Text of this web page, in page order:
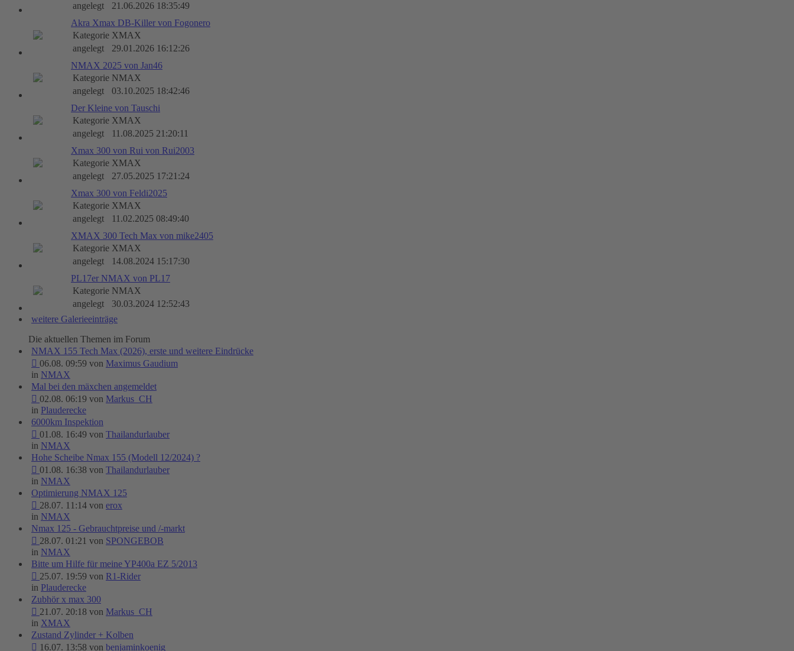
angelegt
21.06.2026 18:35:49
Akra Xmax DB-Killer von Fogonero
Kategorie XMAX
angelegt
29.01.2026 16:12:26
NMAX 2025 von Jan46
Kategorie NMAX
angelegt
03.10.2025 18:42:46
Der Kleine von Tauschi
Kategorie XMAX
angelegt
11.08.2025 21:20:11
Xmax 300 von Rui von Rui2003
Kategorie XMAX
angelegt
27.05.2025 17:21:24
Xmax 300 von Feldi2025
Kategorie XMAX
angelegt
11.02.2025 08:49:40
XMAX 300 Tech Max von mike2405
Kategorie XMAX
angelegt
14.08.2024 15:17:30
PL17er NMAX von PL17
Kategorie NMAX
angelegt
30.03.2024 12:52:43
weitere Galerieeinträge
Die aktuellen Themen im Forum
NMAX 155 Tech Max (2026), erste und weitere Eindrücke
06.08. 09:59 von Maximus Gaudium
in NMAX
Mal bei den mäxchen angemeldet
02.08. 06:19 von Markus_CH
in Plauderecke
6000km Inspektion
01.08. 16:49 von Thailandurlauber
in NMAX
Hohe Scheibe Nmax 155 (Modell 12/2024) ?
01.08. 16:38 von Thailandurlauber
in NMAX
Optimierung NMAX 125
28.07. 11:14 von erox
in NMAX
Nmax 125 - Gebrauchtpreise und /-markt
28.07. 01:21 von SPONGEBOB
in NMAX
Bitte um Hilfe für meine YP400a EZ 5/2013
25.07. 19:59 von R1-Rider
in Plauderecke
Zubhör x max 300
21.07. 20:18 von Markus_CH
in XMAX
Zustand Zylinder + Kolben
16.07. 13:58 von benjaminkoenig